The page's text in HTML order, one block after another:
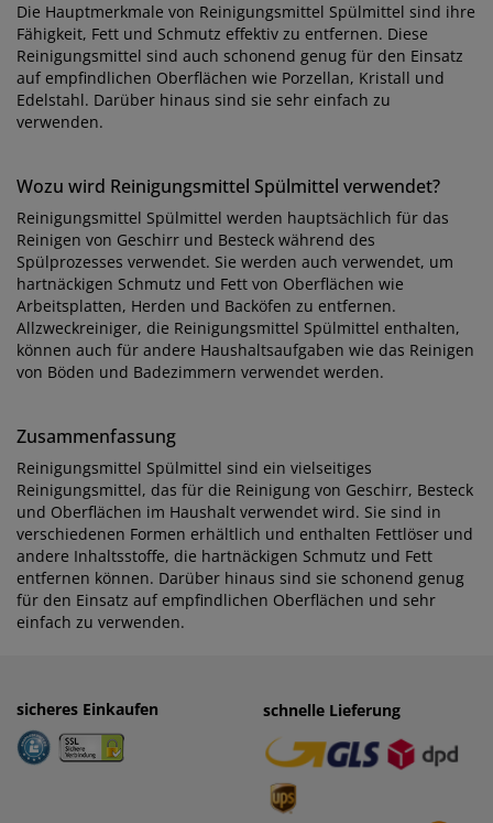
Die Hauptmerkmale von Reinigungsmittel Spülmittel sind ihre
Fähigkeit, Fett und Schmutz effektiv zu entfernen. Diese
Reinigungsmittel sind auch schonend genug für den Einsatz
auf empfindlichen Oberflächen wie Porzellan, Kristall und
Edelstahl. Darüber hinaus sind sie sehr einfach zu
verwenden.
Wozu wird Reinigungsmittel Spülmittel verwendet?
Reinigungsmittel Spülmittel werden hauptsächlich für das
Reinigen von Geschirr und Besteck während des
Spülprozesses verwendet. Sie werden auch verwendet, um
hartnäckigen Schmutz und Fett von Oberflächen wie
Arbeitsplatten, Herden und Backöfen zu entfernen.
Allzweckreiniger, die Reinigungsmittel Spülmittel enthalten,
können auch für andere Haushaltsaufgaben wie das Reinigen
von Böden und Badezimmern verwendet werden.
Zusammenfassung
Reinigungsmittel Spülmittel sind ein vielseitiges
Reinigungsmittel, das für die Reinigung von Geschirr, Besteck
und Oberflächen im Haushalt verwendet wird. Sie sind in
verschiedenen Formen erhältlich und enthalten Fettlöser und
andere Inhaltsstoffe, die hartnäckigen Schmutz und Fett
entfernen können. Darüber hinaus sind sie schonend genug
für den Einsatz auf empfindlichen Oberflächen und sehr
einfach zu verwenden.
sicheres Einkaufen einfaches Zahlen
· Rechnung
· Vorkasse
schnelle Lieferung